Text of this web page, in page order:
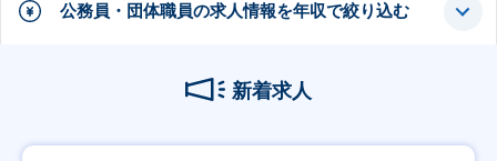
公務員・団体職員の求人情報を年収で絞り込む
新着求人